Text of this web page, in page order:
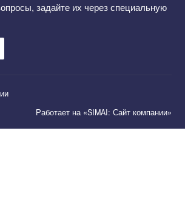
задайте их через специальную
Работает на «SIMAI: Сайт компании»